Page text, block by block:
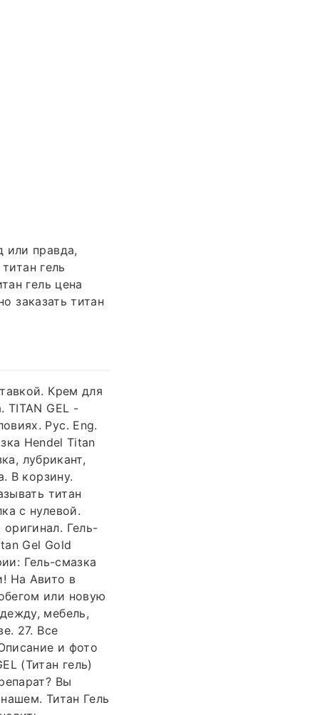
или правда,
гель
гель цена
заказать титан
Крем для
TITAN GEL -
Рус. Eng.
Hendel Titan
лубрикант,
В корзину.
титан
с нулевой.
Гель-
Gel Gold
Гель-смазка
На Авито в
или новую
мебель,
27. Все
и фото
(Титан гель)
Вы
Титан Гель